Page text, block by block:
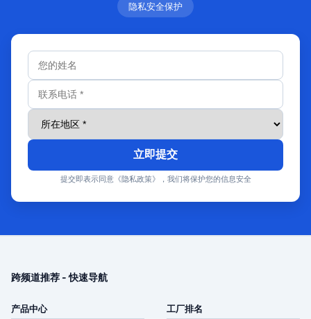
隐私安全保护
立即提交
提交即表示同意《隐私政策》，我们将保护您的信息安全
跨频道推荐 - 快速导航
产品中心 工厂排名